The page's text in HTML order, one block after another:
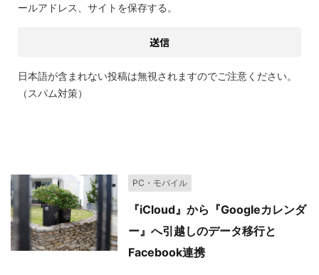
ールアドレス、サイトを保存する。
日本語が含まれない投稿は無視されますのでご注意ください。
（スパム対策）
PC・モバイル
『iCloud』から『Googleカレンダ
ー』へ引越しのデータ移行と
Facebook連携